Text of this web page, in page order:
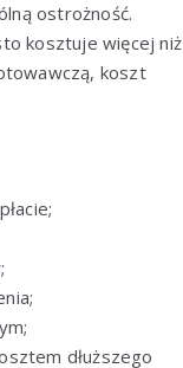
ostrożność.
kosztuje więcej niż
koszt
dłuższego